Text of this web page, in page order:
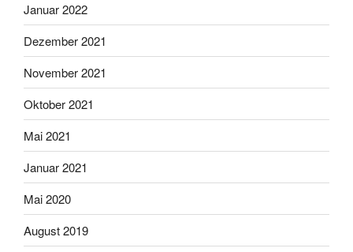
Januar 2022
Dezember 2021
November 2021
Oktober 2021
Mai 2021
Januar 2021
Mai 2020
August 2019